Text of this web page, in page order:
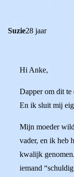
Suzie28 jaar
Hi Anke,
Dapper om dit
En ik sluit mij
Mijn moeder
vader, en ik heb
kwalijk
iemand